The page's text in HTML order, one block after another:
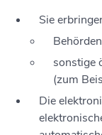
Sie
sonstige
(zum
Die